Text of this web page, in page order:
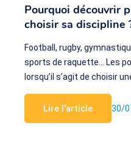
Pourquoi découvrir
choisir sa discipline
Football, rugby,
sports de raquette… Les
lorsqu’il s’agit de choisir
Lire l'article 30/